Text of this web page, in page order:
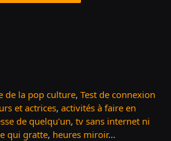
de la pop culture, Test de connexion
et actrices, activités à faire en
de quelqu'un, tv sans internet ni
qui gratte, heures miroir...